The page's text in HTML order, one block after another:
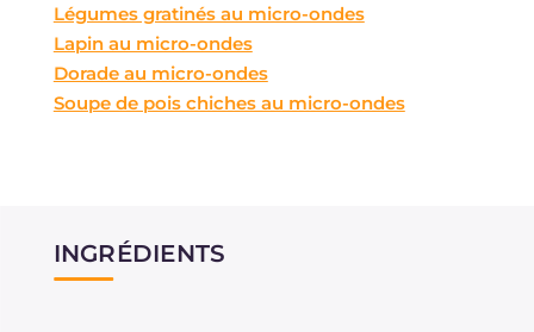
Légumes gratinés au micro-ondes
Lapin au micro-ondes
Dorade au micro-ondes
Soupe de pois chiches au micro-ondes
INGRÉDIENTS